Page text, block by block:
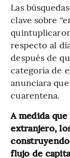
Las
clave sobre
respecto al
después de
categoría de
anunciara
cuarentena.
A medida
extranjero,
flujo de